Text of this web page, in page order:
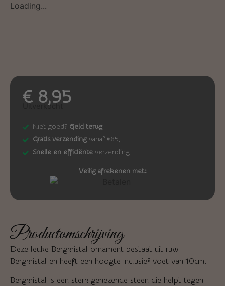
Loading...
€8,95
Uitverkocht
Niet goed? Geld terug
Gratis verzendingvanaf €85,-
Snelle en efficiënte verzending
Veilig afrekenen met:
Productomschrijving
Deze leuke Bergkristal ornament bestaat uit ruw
Bergkristal en heeft een hoogte inclusief voet van 10cm.
Bergkristal is een sterk genezende steen die helpt tegen